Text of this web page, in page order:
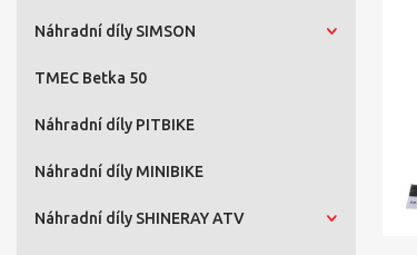
Náhradní díly SIMSON
TMEC Betka 50
Náhradní díly PITBIKE
Náhradní díly MINIBIKE
Náhradní díly SHINERAY ATV